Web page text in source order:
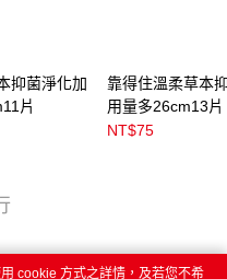
抑菌淨化加
片
靠得住溫柔草本
用量多26cm13片
NT$75
cookie 方式之詳情，及若您不希